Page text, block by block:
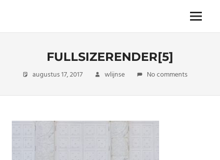
content
Menu
FULLSIZERENDER[5]
augustus 17, 2017 wlijnse No comments